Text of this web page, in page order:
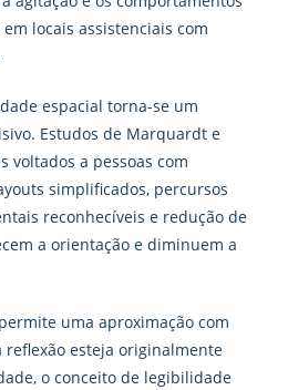
locais assistenciais com
espacial torna-se um
Estudos de Marquardt e
voltados a pessoas com
simplificados, percursos
reconhecíveis e redução de
a orientação e diminuem a
uma aproximação com
reflexão esteja originalmente
o conceito de legibilidade